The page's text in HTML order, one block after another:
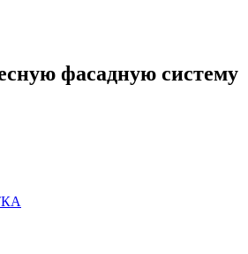
фасадную систему